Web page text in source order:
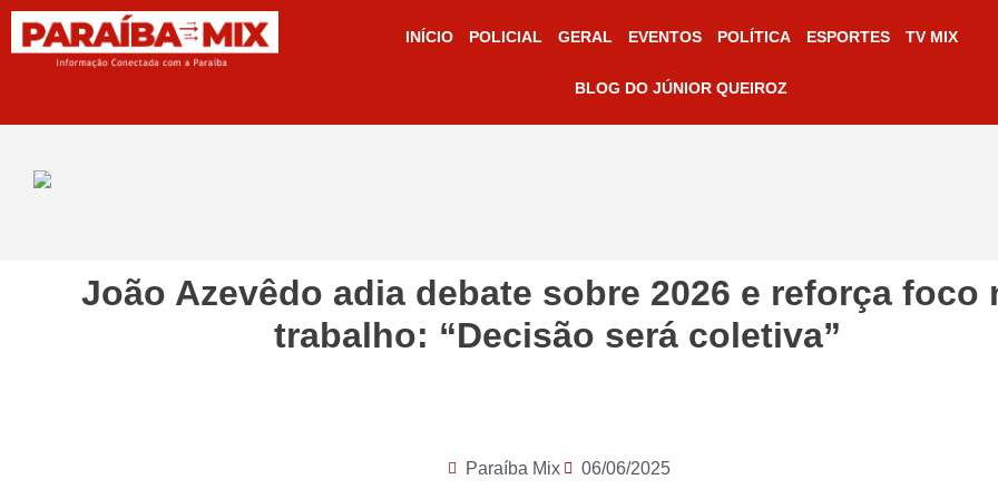
INÍCIO POLICIAL GERAL EVENTOS POLÍTICA ESPORTES TV MIX
BLOG DO JÚNIOR QUEIROZ
João Azevêdo adia debate sobre 2026 e reforça foco
trabalho: “Decisão será coletiva”
Paraíba Mix 06/06/2025